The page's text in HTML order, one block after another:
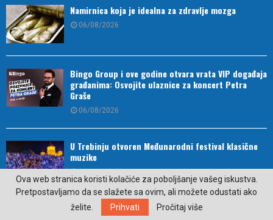
Namirnica koja je idealna za zdravlje mozga
06/08/2026
Bingo Group i ove godine otvara vrata VIP događaja
građanima: Osvojite ulaznice za koncert Petra
Graše
06/08/2026
U Trebinju otvoren Međunarodni festival klasične
muzike
Trebinje domaćin izložbe radova legendarnog
Ova web stranica koristi kolačiće za poboljšanje vašeg iskustva.
Pretpostavljamo da se slažete sa ovim, ali možete odustati ako
želite.
Prihvati Pročitaj više